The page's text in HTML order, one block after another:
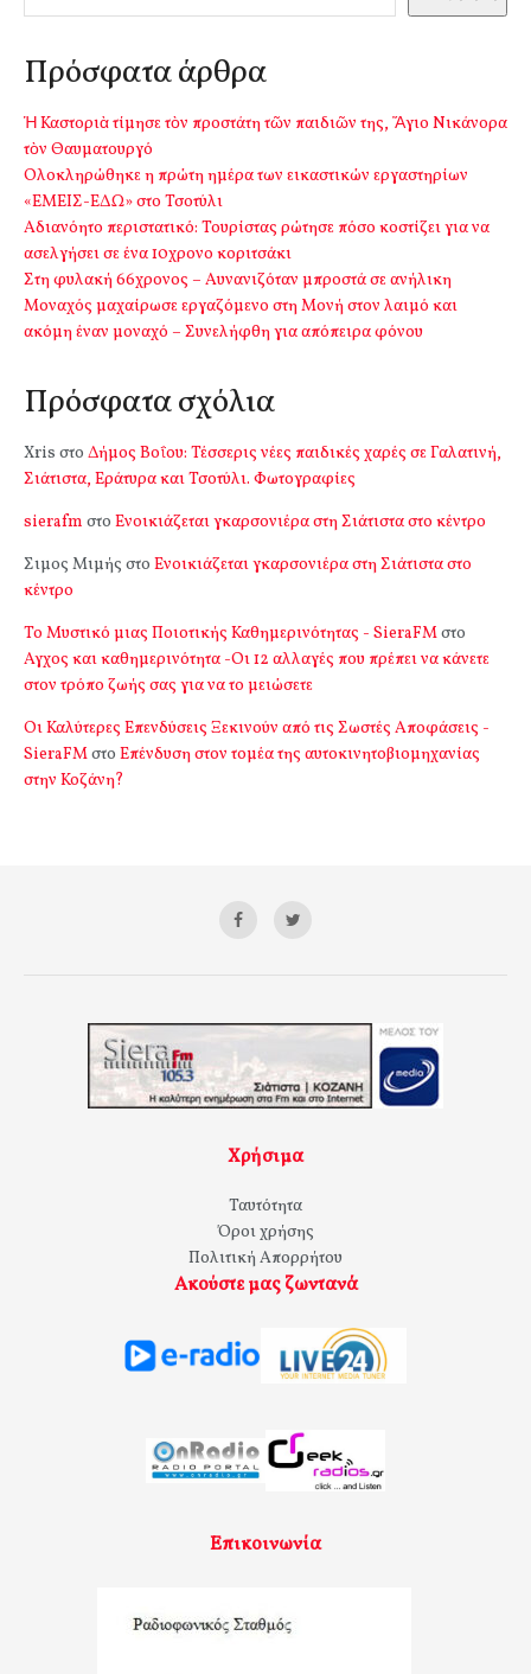
Πρόσφατα άρθρα
Ἡ Καστοριὰ τίμησε τὸν προστάτη τῶν παιδιῶν της, Ἅγιο Νικάνορα
τὸν Θαυματουργό
Ολοκληρώθηκε η πρώτη ημέρα των εικαστικών εργαστηρίων
«ΕΜΕΙΣ-ΕΔΩ» στο Τσοτύλι
Αδιανόητο περιστατικό: Τουρίστας ρώτησε πόσο κοστίζει για να
ασελγήσει σε ένα 10χρονο κοριτσάκι
Στη φυλακή 66χρονος – Αυνανιζόταν μπροστά σε ανήλικη
Μοναχός μαχαίρωσε εργαζόμενο στη Μονή στον λαιμό και
ακόμη έναν μοναχό – Συνελήφθη για απόπειρα φόνου
Πρόσφατα σχόλια
Xris στο Δήμος Βοΐου: Τέσσερις νέες παιδικές χαρές σε Γαλατινή,
Σιάτιστα, Εράτυρα και Τσοτύλι. Φωτογραφίες
sierafm στο Ενοικιάζεται γκαρσονιέρα στη Σιάτιστα στο κέντρο
Σιμος Μιμής στο Ενοικιάζεται γκαρσονιέρα στη Σιάτιστα στο
κέντρο
Το Μυστικό μιας Ποιοτικής Καθημερινότητας - SieraFMστο
Αγχος και καθημερινότητα -Οι 12 αλλαγές που πρέπει να κάνετε
στον τρόπο ζωής σας για να το μειώσετε
Οι Καλύτερες Επενδύσεις Ξεκινούν από τις Σωστές Αποφάσεις -
SieraFMστο Επένδυση στον τομέα της αυτοκινητοβιομηχανίας
στην Κοζάνη?
Χρήσιμα
Ταυτότητα
Όροι χρήσης
Πολιτική Απορρήτου
Ακούστε μας ζωντανά
Επικοινωνία